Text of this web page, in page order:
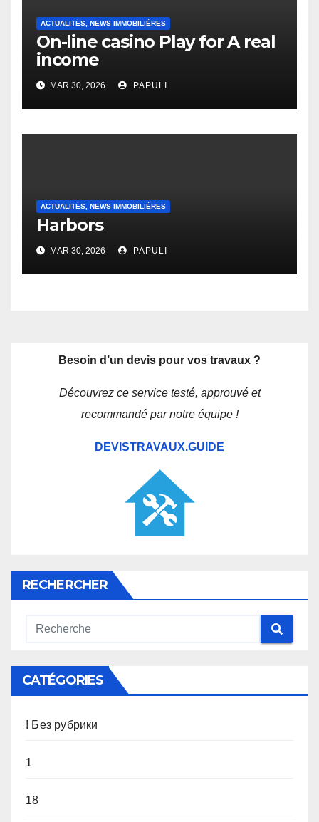
ACTUALITÉS, NEWS IMMOBILIÈRES
On-line casino Play for A real
income
MAR 30, 2026 PAPULI
ACTUALITÉS, NEWS IMMOBILIÈRES
Harbors
MAR 30, 2026 PAPULI
Besoin d’un devis pour vos travaux ?
Découvrez ce service testé, approuvé et
recommandé par notre équipe !
DEVISTRAVAUX.GUIDE
RECHERCHER
CATÉGORIES
! Без рубрики
1
18